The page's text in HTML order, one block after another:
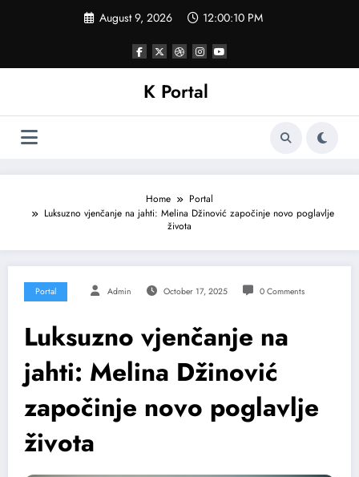
August 9, 2026 12:00:13 PM
K Portal
Home
Portal
Luksuzno vjenčanje na jahti: Melina Džinović započinje novo poglavlje
života
Portal Admin October 17, 2025 0 Comments
Luksuzno vjenčanje na
jahti: Melina Džinović
započinje novo poglavlje
života